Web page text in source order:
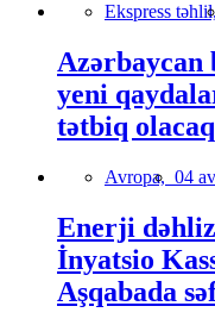
Ekspress
Azərbaycan
yeni
tətbiq olacaq
Avropa, 04
Enerji
İnyatsio
Aşqabada